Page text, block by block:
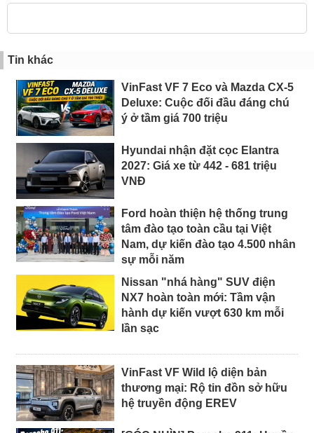
Tin khác
VinFast VF 7 Eco và Mazda CX-5
Deluxe: Cuộc đối đầu đáng chú
ý ở tầm giá 700 triệu
Hyundai nhận đặt cọc Elantra
2027: Giá xe từ 442 - 681 triệu
VNĐ
Ford hoàn thiện hệ thống trung
tâm đào tạo toàn cầu tại Việt
Nam, dự kiến đào tạo 4.500 nhân
sự mỗi năm
Nissan "nhá hàng" SUV điện
NX7 hoàn toàn mới: Tầm vận
hành dự kiến vượt 630 km mỗi
lần sạc
VinFast VF Wild lộ diện bản
thương mại: Rộ tin đồn sở hữu
hệ truyền động EREV